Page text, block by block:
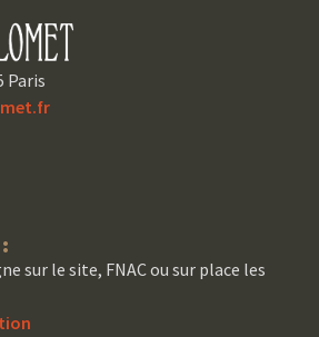
Paris
sur le site, FNAC ou sur place les